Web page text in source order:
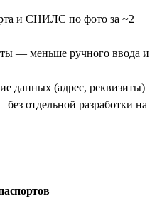
и СНИЛС по фото за ~2
— меньше ручного ввода и
данных (адрес, реквизиты)
отдельной разработки на